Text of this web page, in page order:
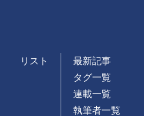
リスト
最新記事
タグ一覧
連載一覧
執筆者一覧